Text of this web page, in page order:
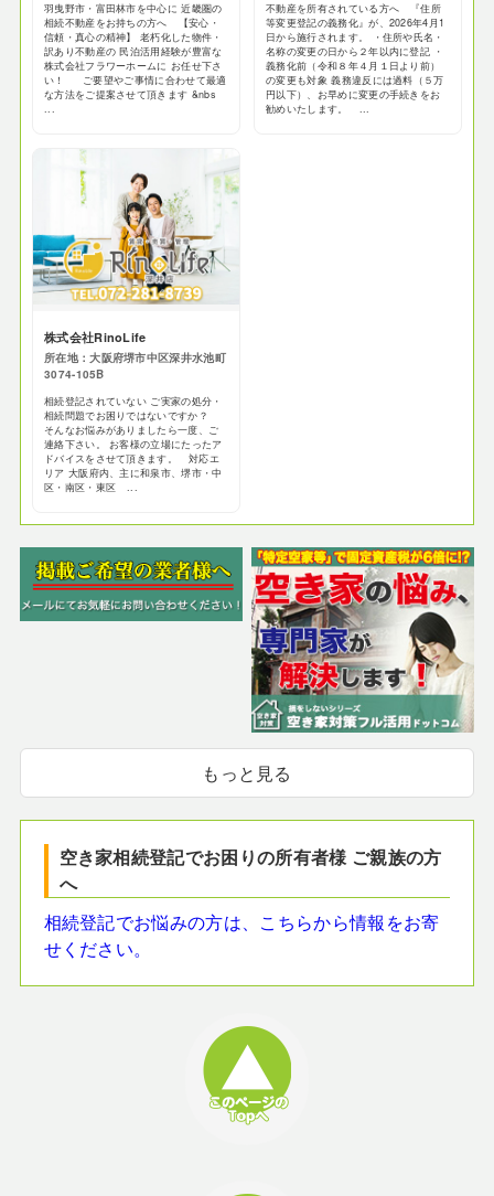
羽曳野市・富田林市を中心に 近畿圏の
相続不動産をお持ちの方へ 【安心・
信頼・真心の精神】 老朽化した物件・
訳あり不動産の 民泊活用経験が豊富な
株式会社フラワーホームに お任せ下さ
い！ ご要望やご事情に合わせて最適
な方法をご提案させて頂きます &nbs
...
不動産を所有されている方へ 『住所
等変更登記の義務化』が、2026年4月1
日から施行されます。 ・住所や氏名・
名称の変更の日から２年以内に登記 ・
義務化前（令和８年４月１日より前）
の変更も対象 義務違反には過料（５万
円以下）、お早めに変更の手続きをお
勧めいたします。 ...
株式会社RinoLife
所在地：大阪府堺市中区深井水池町
3074-105B
相続登記されていない ご実家の処分・
相続問題でお困りではないですか？
そんなお悩みがありましたら一度、ご
連絡下さい。 お客様の立場にたったア
ドバイスをさせて頂きます。 対応エ
リア 大阪府内、主に和泉市、堺市・中
区・南区・東区 ...
もっと見る
空き家相続登記でお困りの所有者様 ご親族の方
へ
相続登記でお悩みの方は、こちらから情報をお寄
せください。